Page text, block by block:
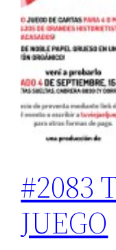
#2083
JUEGO